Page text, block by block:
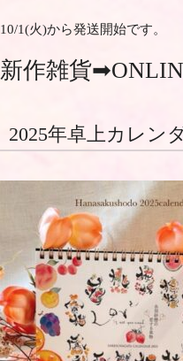
10/1(火)から発送開始です。
新作雑貨➡
2025年卓上カレン